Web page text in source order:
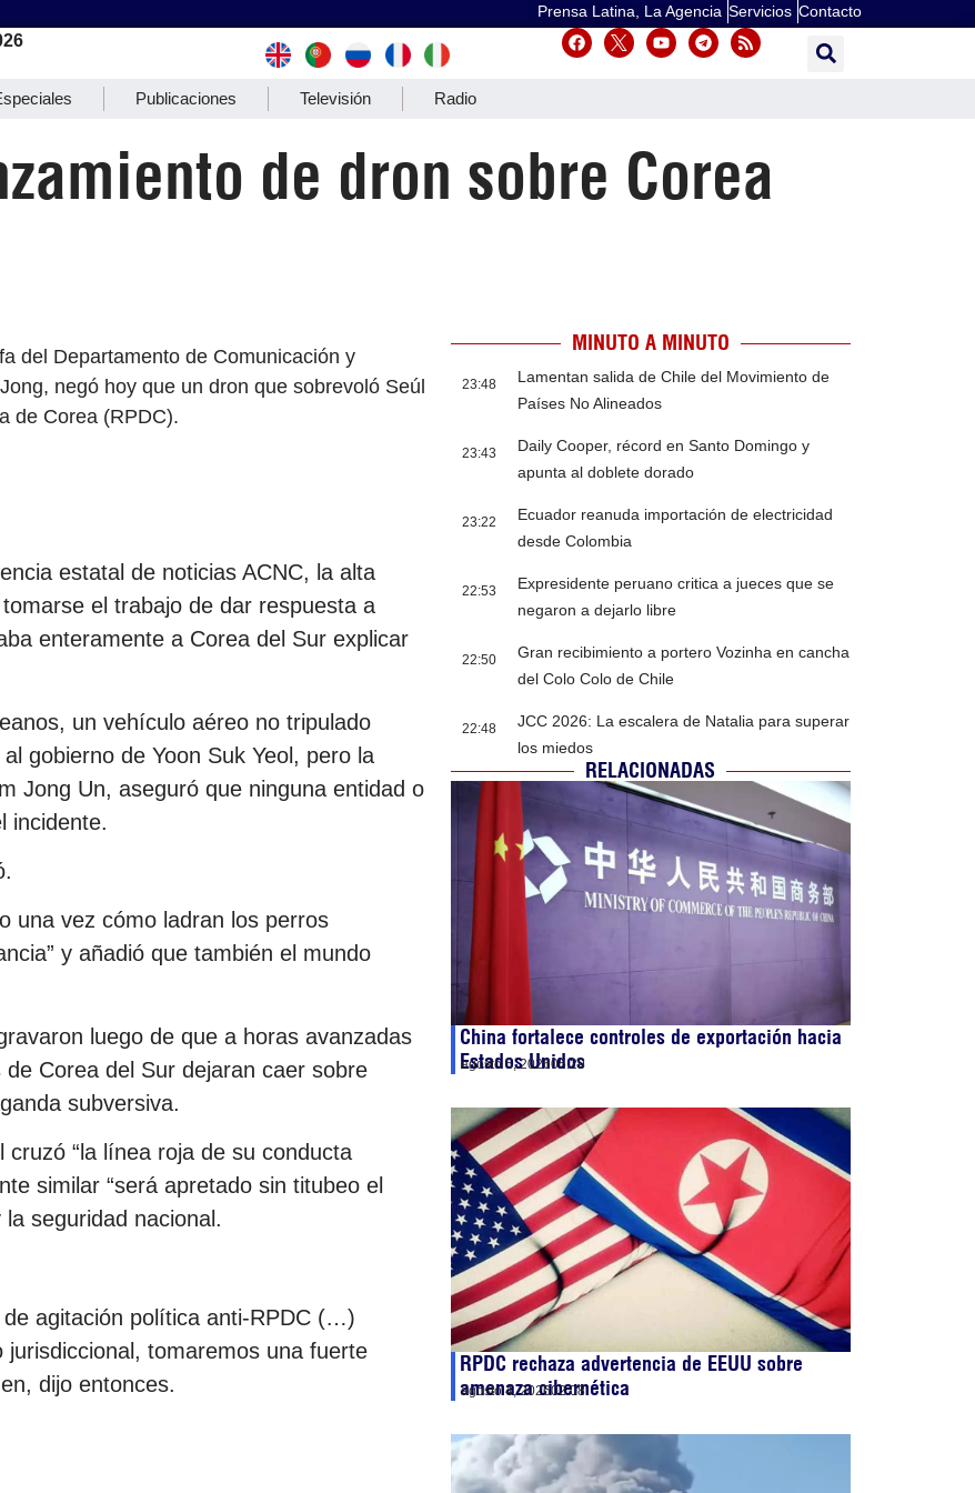
Prensa Latina, La Agencia Servicios Contacto
Publicaciones Televisión Radio
de dron sobre Corea
del Departamento de Comunicación y
negó hoy que un dron que sobrevoló Seúl
de Corea (RPDC).
estatal de noticias ACNC, la alta
el trabajo de dar respuesta a
enteramente a Corea del Sur explicar
un vehículo aéreo no tripulado
gobierno de Yoon Suk Yeol, pero la
Jong Un, aseguró que ninguna entidad o
incidente.
una vez cómo ladran los perros
y añadió que también el mundo
luego de que a horas avanzadas
Corea del Sur dejaran caer sobre
subversiva.
“la línea roja de su conducta
similar “será apretado sin titubeo el
seguridad nacional.
agitación política anti-RPDC (…)
tomaremos una fuerte
dijo entonces.
MINUTO A MINUTO
23:48
Lamentan salida de Chile del Movimiento de
Países No Alineados
23:43
Daily Cooper, récord en Santo Domingo y
apunta al doblete dorado
23:22
Ecuador reanuda importación de electricidad
desde Colombia
22:53
Expresidente peruano critica a jueces que se
negaron a dejarlo libre
22:50
Gran recibimiento a portero Vozinha en cancha
del Colo Colo de Chile
22:48
JCC 2026: La escalera de Natalia para superar
los miedos
RELACIONADAS
China fortalece controles de exportación hacia
Estados Unidos
agosto 5, 202605:29
RPDC rechaza advertencia de EEUU sobre
amenaza cibernética
agosto 4, 202602:08